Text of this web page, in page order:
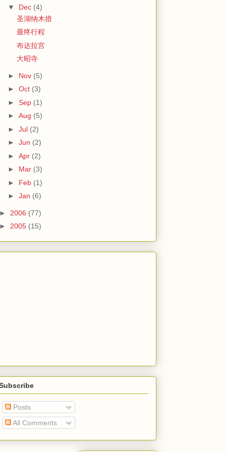
▼ Dec (4)
圣湖纳木措
最终行程
布达拉宫
大昭寺
► Nov (5)
► Oct (3)
► Sep (1)
► Aug (5)
► Jul (2)
► Jun (2)
► Apr (2)
► Mar (3)
► Feb (1)
► Jan (6)
2006 (77)
2005 (15)
Posts
All Comments